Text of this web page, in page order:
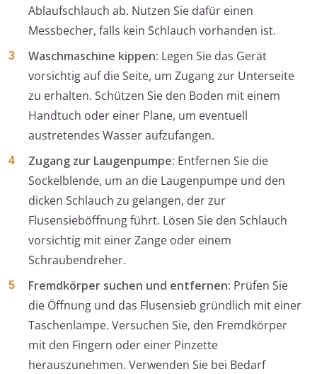
Ablaufschlauch ab. Nutzen Sie dafür einen
Messbecher, falls kein Schlauch vorhanden ist.
Waschmaschine kippen: Legen Sie das Gerät
vorsichtig auf die Seite, um Zugang zur Unterseite
zu erhalten. Schützen Sie den Boden mit einem
Handtuch oder einer Plane, um eventuell
austretendes Wasser aufzufangen.
Zugang zur Laugenpumpe: Entfernen Sie die
Sockelblende, um an die Laugenpumpe und den
dicken Schlauch zu gelangen, der zur
Flusensieböffnung führt. Lösen Sie den Schlauch
vorsichtig mit einer Zange oder einem
Schraubendreher.
Fremdkörper suchen und entfernen: Prüfen Sie
die Öffnung und das Flusensieb gründlich mit einer
Taschenlampe. Versuchen Sie, den Fremdkörper
mit den Fingern oder einer Pinzette
herauszunehmen. Verwenden Sie bei Bedarf